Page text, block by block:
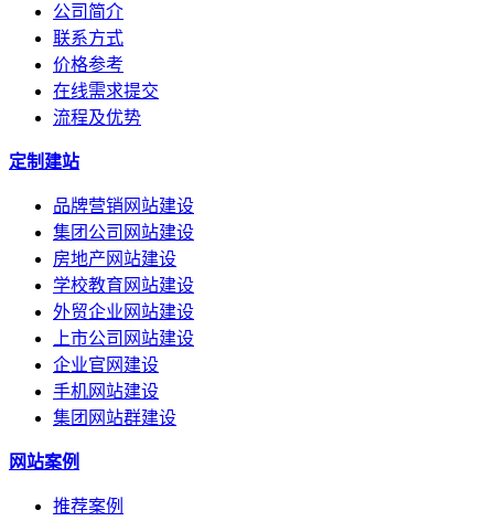
公司简介
联系方式
价格参考
在线需求提交
流程及优势
定制建站
品牌营销网站建设
集团公司网站建设
房地产网站建设
学校教育网站建设
外贸企业网站建设
上市公司网站建设
企业官网建设
手机网站建设
集团网站群建设
网站案例
推荐案例